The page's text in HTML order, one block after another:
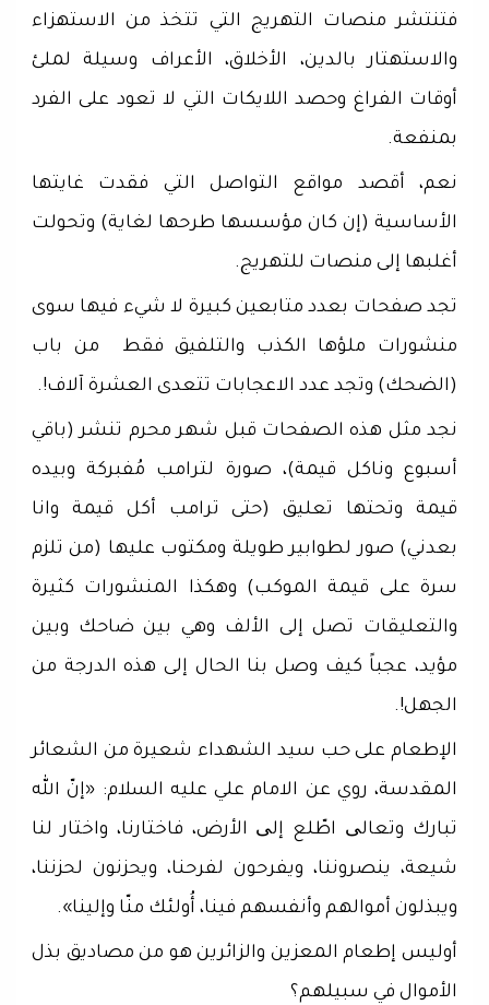
فتنتشر منصات التهريج التي تتخذ من الاستهزاء
والاستهتار بالدين، الأخلاق، الأعراف وسيلة لملئ
أوقات الفراغ وحصد اللايكات التي لا تعود على الفرد
بمنفعة.
نعم، أقصد مواقع التواصل التي فقدت غايتها
الأساسية (إن كان مؤسسها طرحها لغاية) وتحولت
أغلبها إلى منصات للتهريج.
تجد صفحات بعدد متابعين كبيرة لا شيء فيها سوى
منشورات ملؤها الكذب والتلفيق فقط من باب
(الضحك) وتجد عدد الاعجابات تتعدى العشرة آلاف!.
نجد مثل هذه الصفحات قبل شهر محرم تنشر (باقي
أسبوع وناكل قيمة)، صورة لترامب مُفبركة وبيده
قيمة وتحتها تعليق (حتى ترامب أكل قيمة وانا
بعدني) صور لطوابير طويلة ومكتوب عليها (من تلزم
سرة على قيمة الموكب) وهكذا المنشورات كثيرة
والتعليقات تصل إلى الألف وهي بين ضاحك وبين
مؤيد، عجباً كيف وصل بنا الحال إلى هذه الدرجة من
الجهل!.
الإطعام على حب سيد الشهداء شعيرة من الشعائر
المقدسة، روي عن الامام علي عليه السلام: «إنّ الله
تبارك وتعالی اطّلع إلی الأرض، فاختارنا، واختار لنا
شيعة، ينصروننا، ويفرحون لفرحنا، ويحزنون لحزننا،
ويبذلون أموالهم وأنفسهم فينا، أُولئك منّا وإلينا».
أوليس إطعام المعزين والزائرين هو من مصاديق بذل
الأموال في سبيلهم؟